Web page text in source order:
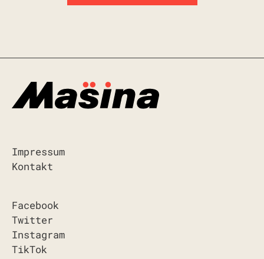
Impressum
Kontakt
Facebook
Twitter
Instagram
TikTok